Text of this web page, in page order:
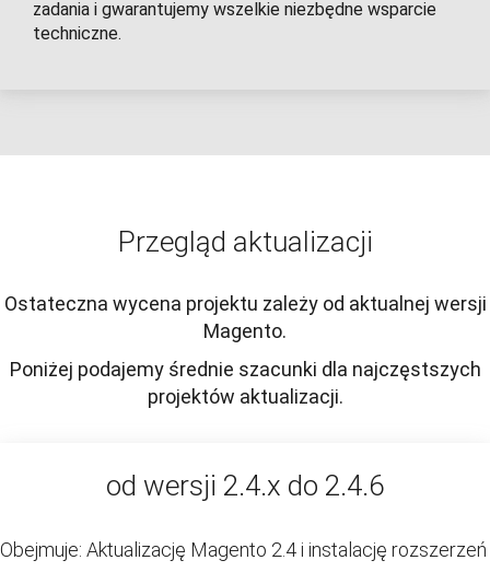
zadania i gwarantujemy wszelkie niezbędne wsparcie
techniczne.
Przegląd aktualizacji
Ostateczna wycena projektu zależy od aktualnej wersji
Magento.
Poniżej podajemy średnie szacunki dla najczęstszych
projektów aktualizacji.
od wersji 2.4.x do 2.4.6
Obejmuje: Aktualizację Magento 2.4 i instalację rozszerzeń